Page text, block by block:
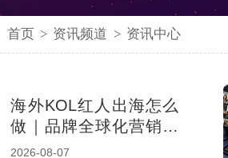
首页 > 资讯频道 > 资讯中心
海外KOL红人出海怎么
做｜品牌全球化营销的
新增长路径
2026-08-07